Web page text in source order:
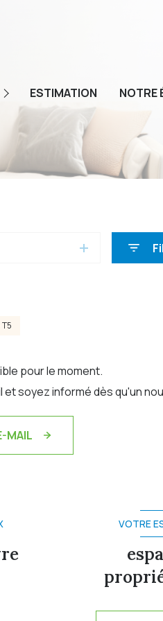
ESTIMATION NOTRE
T5
pour le moment.
soyez informé dès qu'un
MAIL
VOTRE